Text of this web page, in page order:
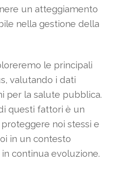
un atteggiamento
nella gestione della
le principali
valutando i dati
per la salute pubblica.
questi fattori è un
noi stessi e
in un contesto
continua evoluzione.